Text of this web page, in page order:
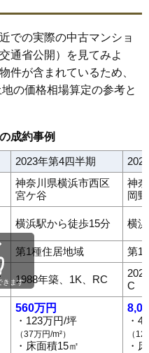
での実際の中古マンショ
通省公開）を見てみよ
件が含まれているため、
の価格相場算定の参考と
成約事例
2023年第4四半期
神奈川県横浜市西区
宮ケ谷
神
岡野
横浜駅から徒歩15分 横
第1種住居地域 第1
1988年築、1K、RC
C
560万円
・123万円/坪
（37万円/m²）
・床面積15㎡
・
（
・
きます